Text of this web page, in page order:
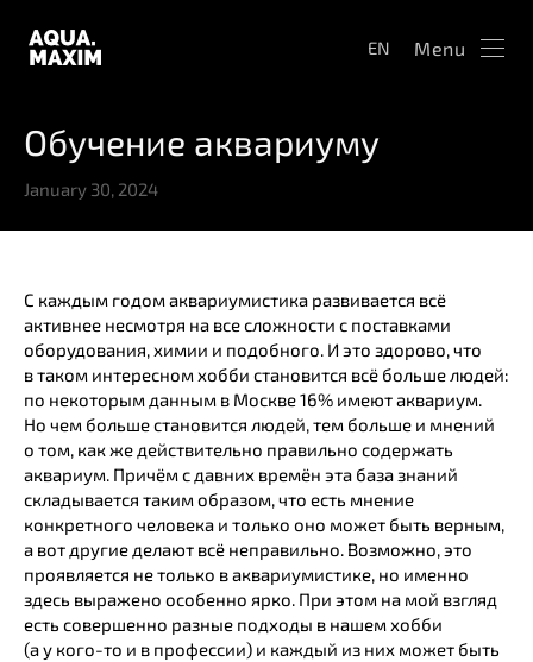
EN Menu
Обучение аквариуму
January 30, 2024
С каждым годом аквариумистика развивается всё
активнее несмотря на все сложности с поставками
оборудования, химии и подобного. И это здорово, что
в таком интересном хобби становится всё больше людей:
по некоторым данным в Москве 16% имеют аквариум.
Но чем больше становится людей, тем больше и мнений
о том, как же действительно правильно содержать
аквариум. Причём с давних времён эта база знаний
складывается таким образом, что есть мнение
конкретного человека и только оно может быть верным,
а вот другие делают всё неправильно. Возможно, это
проявляется не только в аквариумистике, но именно
здесь выражено особенно ярко. При этом на мой взгляд
есть совершенно разные подходы в нашем хобби
(а у кого-то и в профессии) и каждый из них может быть